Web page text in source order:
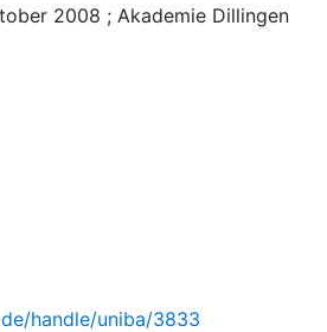
2008 ; Akademie Dillingen
handle/uniba/3833